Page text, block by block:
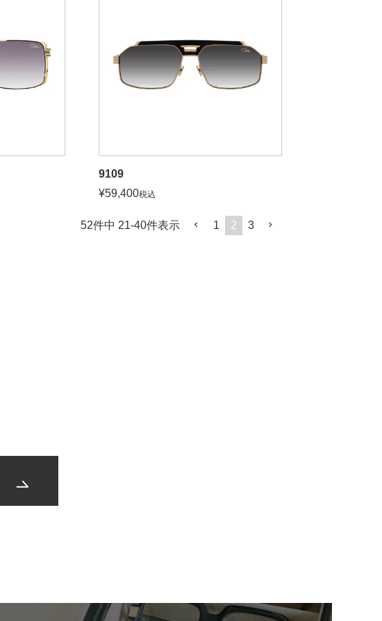
9109
¥59,400税込
52件中 21-40件表示 1 2 3